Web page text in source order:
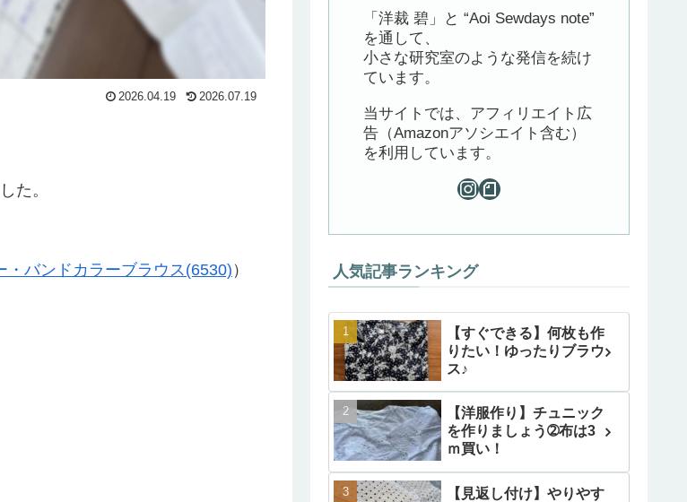
2026.04.19 2026.07.19
た。
・バンドカラーブラウス(6530)）
「洋裁 碧」と “Aoi Sewdays note”
を通して、
小さな研究室のような発信を続け
ています。
当サイトでは、アフィリエイト広
告（Amazonアソシエイト含む）
を利用しています。
人気記事ランキング
【すぐできる】何枚も作
りたい！ゆったりブラウ
ス♪
【洋服作り】チュニック
を作りましょう➁布は3
ｍ買い！
【見返し付け】やりやす